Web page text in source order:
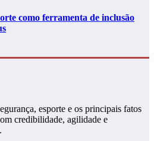
como ferramenta de inclusão
esporte e os principais fatos
credibilidade, agilidade e